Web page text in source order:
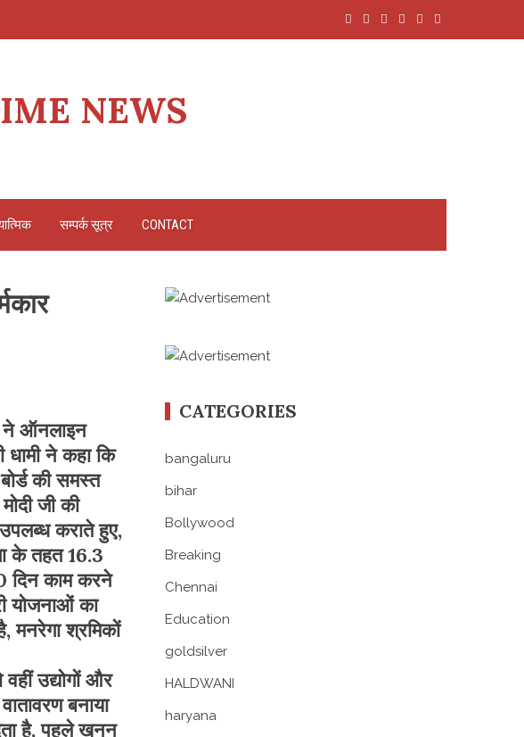
NEWS
सम्पर्क सूत्र CONTACT
ने ऑनलाइन
ने कहा कि
की समस्त
जी की
कराते हुए,
के तहत 16.3
दिन काम करने
योजनाओं का
मनरेगा श्रमिकों
उद्योगों और
बनाया
है, पहले खनन
CATEGORIES
bangaluru
bihar
Bollywood
Breaking
Chennai
Education
goldsilver
HALDWANI
haryana